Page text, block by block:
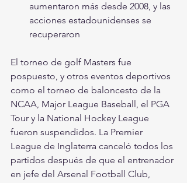
aumentaron más desde 2008, y las
acciones estadounidenses se
recuperaron
El torneo de golf Masters fue
pospuesto, y otros eventos deportivos
como el torneo de baloncesto de la
NCAA, Major League Baseball, el PGA
Tour y la National Hockey League
fueron suspendidos. La Premier
League de Inglaterra canceló todos los
partidos después de que el entrenador
en jefe del Arsenal Football Club,